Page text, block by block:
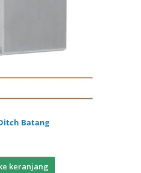
Batang
keranjang